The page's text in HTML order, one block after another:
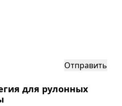
для рулонных